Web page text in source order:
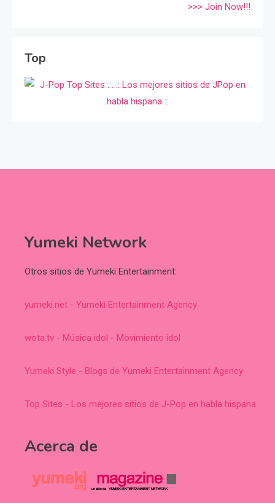
>>> Join Now!!!
Top
Yumeki Network
Otros sitios de Yumeki Entertainment:
yumeki.net - Yumeki Entertainment Agency
wota.tv - Música idol - Movimiento idol
Yumeki Style - Blogs de Yumeki Entertainment Agency
Top Sites - Los mejores sitios de J-Pop en habla hispana
Acerca de